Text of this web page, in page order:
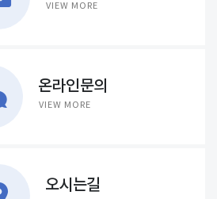
VIEW MORE
온라인문의
VIEW MORE
오시는길